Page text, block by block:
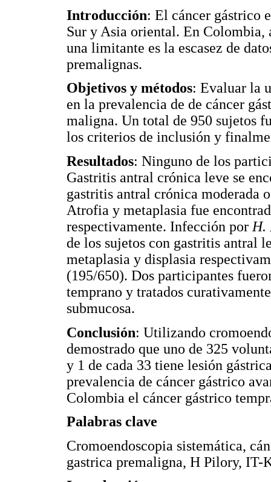
Introducción: El cáncer gástrico
Sur y Asia oriental. En Colombia,
una limitante es la escasez de
premalignas.
Objetivos y métodos: Evaluar la
en la prevalencia de de cáncer
maligna. Un total de 950 sujetos
los criterios de inclusión y
Resultados: Ninguno de los
Gastritis antral crónica leve se
gastritis antral crónica moderada
Atrofia y metaplasia fue
respectivamente. Infección por H.
de los sujetos con gastritis antral
metaplasia y displasia
(195/650). Dos participantes
temprano y tratados
submucosa.
Conclusión: Utilizando
demostrado que uno de 325
y 1 de cada 33 tiene lesión
prevalencia de cáncer gástrico
Colombia el cáncer gástrico
Palabras clave
Cromoendoscopia sistemática,
gastrica premaligna, H Pilory, IT-